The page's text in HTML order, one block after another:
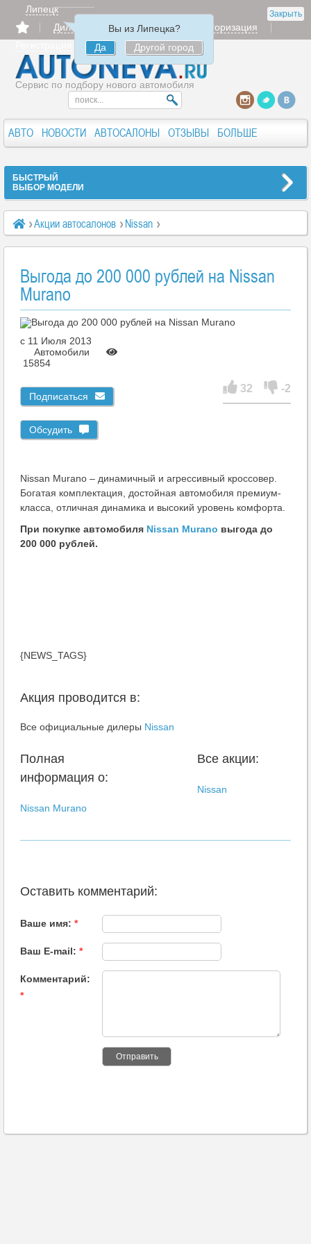
Закрыть
Липецк
Вы из Липецка?
Да
Другой город
Дилерам Продать
Авторизация
Сервис по подбору нового автомобиля
АВТО НОВОСТИ АВТОСАЛОНЫ ОТЗЫВЫ БОЛЬШЕ
БЫСТРЫЙ
ВЫБОР МОДЕЛИ
Акции автосалонов
Nissan
Выгода до 200 000 рублей на Nissan Murano
Выгода до 200 000 рублей на Nissan
Murano
c 11 Июля 2013
Автомобили
15854
Подписаться
Обсудить
32 -2
Nissan Murano – динамичный и агрессивный кроссовер.
Богатая комплектация, достойная автомобиля премиум-
класса, отличная динамика и высокий уровень комфорта.
При покупке автомобиля Nissan Murano выгода до
200 000 рублей.
{NEWS_TAGS}
Акция проводится в:
Все официальные дилеры Nissan
Полная
информация о:
Nissan Murano
Все акции:
Nissan
Оставить комментарий:
Ваше имя: *
Ваш E-mail: *
Комментарий:
*
Отправить